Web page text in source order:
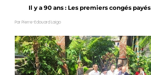
Il y a 90 ans : Les premiers congés payés
Par Pierre-Edouard Laigo